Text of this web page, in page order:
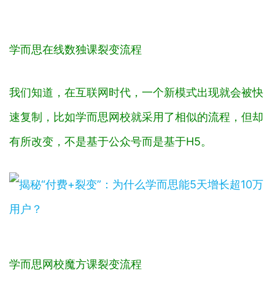
学而思在线数独课裂变流程
我们知道，在互联网时代，一个新模式出现就会被快
速复制，比如学而思网校就采用了相似的流程，但却
有所改变，不是基于公众号而是基于H5。
学而思网校魔方课裂变流程